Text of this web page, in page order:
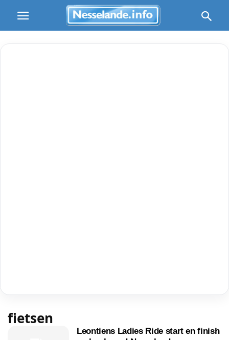
fietsen
Leontiens Ladies Ride start en finish